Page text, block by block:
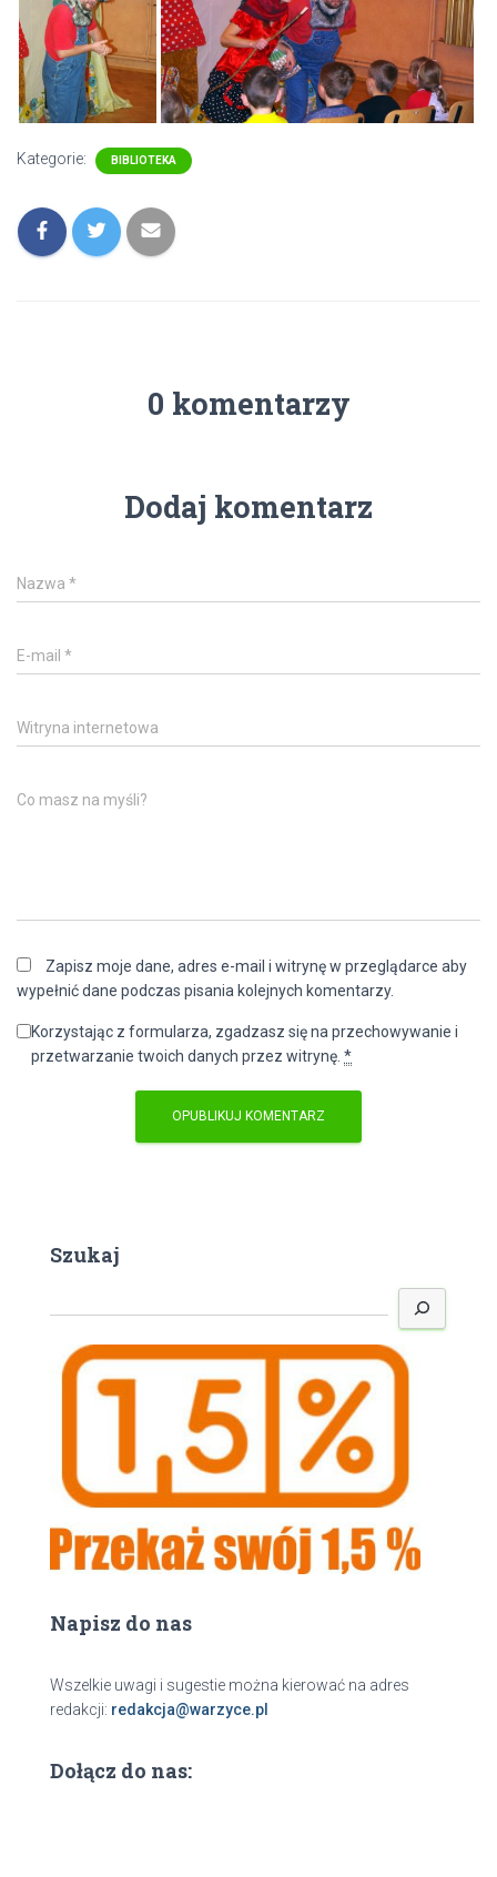
Kategorie: BIBLIOTEKA
0 komentarzy
Dodaj komentarz
Nazwa *
E-mail *
Witryna internetowa
Co masz na myśli?
Zapisz moje dane, adres e-mail i witrynę w przeglądarce aby
wypełnić dane podczas pisania kolejnych komentarzy.
Korzystając z formularza, zgadzasz się na przechowywanie i
przetwarzanie twoich danych przez witrynę. *
Szukaj
z
Napisz do nas
Wszelkie uwagi i sugestie można kierować na adres
redakcji: redakcja@warzyce.pl
Dołącz do nas: